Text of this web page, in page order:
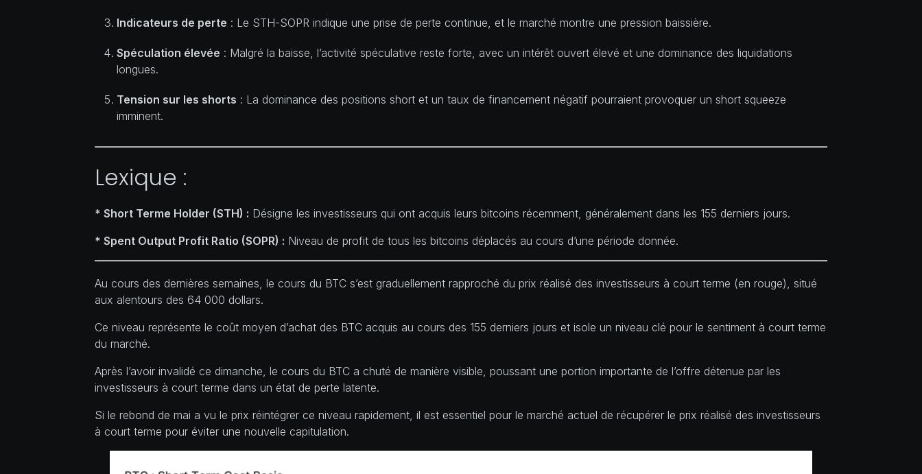
Indicateurs de perte : Le STH-SOPR indique une prise de perte continue, et le marché montre une pression baissière.
Spéculation élevée : Malgré la baisse, l’activité spéculative reste forte, avec un intérêt ouvert élevé et une dominance des liquidations
longues.
Tension sur les shorts : La dominance des positions short et un taux de financement négatif pourraient provoquer un short squeeze
imminent.
Lexique :
* Short Terme Holder (STH) : Désigne les investisseurs qui ont acquis leurs bitcoins récemment, généralement dans les 155 derniers jours.
* Spent Output Profit Ratio (SOPR) : Niveau de profit de tous les bitcoins déplacés au cours d’une période donnée.
Au cours des dernières semaines, le cours du BTC s’est graduellement rapproché du prix réalisé des investisseurs à court terme (en rouge), situé
aux alentours des 64 000 dollars.
Ce niveau représente le coût moyen d’achat des BTC acquis au cours des 155 derniers jours et isole un niveau clé pour le sentiment à court terme
du marché.
Après l’avoir invalidé ce dimanche, le cours du BTC a chuté de manière visible, poussant une portion importante de l’offre détenue par les
investisseurs à court terme dans un état de perte latente.
Si le rebond de mai a vu le prix réintégrer ce niveau rapidement, il est essentiel pour le marché actuel de récupérer le prix réalisé des investisseurs
à court terme pour éviter une nouvelle capitulation.